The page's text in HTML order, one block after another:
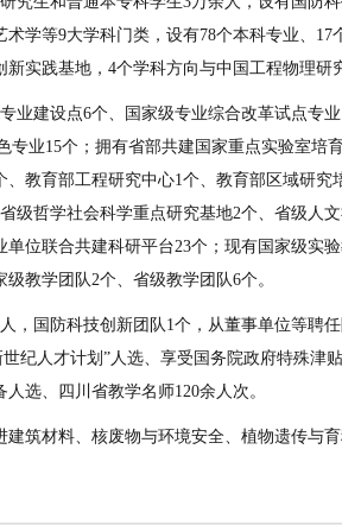
学等9大学科门类，设有78个本科专业、17
实践基地，4个学科方向与中国工程物理研
业建设点6个、国家级专业综合改革试点专
业15个；拥有省部共建国家重点实验室培
教育部工程研究中心1个、教育部区域研究
级哲学社会科学重点研究基地2个、省级人
位联合共建科研平台23个；现有国家级实
教学团队2个、省级教学团队6个。
，国防科技创新团队1个，从董事单位等聘
纪人才计划”人选、享受国务院政府特殊津
选、四川省教学名师120余人次。
筑材料、核废物与环境安全、植物遗传与